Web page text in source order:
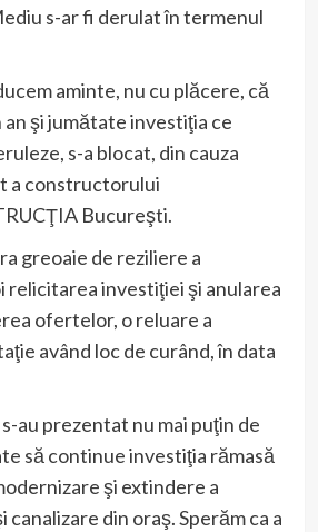
s-ar fi derulat în termenul
aminte, nu cu plăcere, că
an şi jumătate investiţia ce
s-a blocat, din cauza
a constructorului
Bucureşti.
greoaie de reziliere a
relicitarea investiţiei şi anularea
ofertelor, o reluare a
având loc de curând, în data
au prezentat nu mai puţin de
să continue investiţia rămasă
şi extindere a
canalizare din oraş. Sperăm ca a